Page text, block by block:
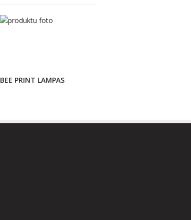
BEE PRINT LAMPAS